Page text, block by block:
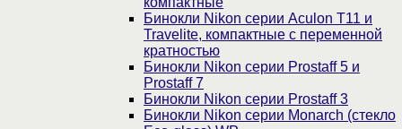
Бинокли Nikon серии Aculon T11 и
Travelite, компактные с переменной
кратностью
Бинокли Nikon серии Prostaff 5 и
Prostaff 7
Бинокли Nikon серии Prostaff 3
Бинокли Nikon серии Monarch (стекло